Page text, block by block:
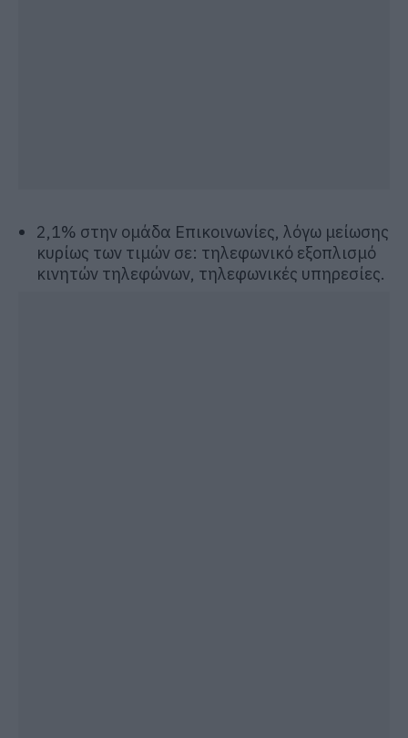
2,1% στην ομάδα Επικοινωνίες, λόγω μείωσης
κυρίως των τιμών σε: τηλεφωνικό εξοπλισμό
κινητών τηλεφώνων, τηλεφωνικές υπηρεσίες.